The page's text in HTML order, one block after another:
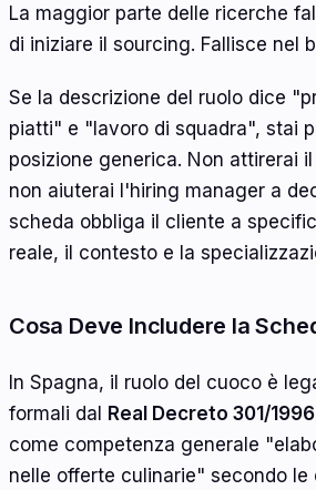
La maggior parte delle ricerche
di iniziare il sourcing. Fallisce nel
Se la descrizione del ruolo dice
piatti" e "lavoro di squadra", stai
posizione generica. Non attirerai
non aiuterai l'hiring manager a
scheda obbliga il cliente a
reale, il contesto e la
Cosa Deve Includere la
In Spagna, il ruolo del cuoco è
formali dal Real Decreto 301/1996
come competenza generale
nelle offerte culinarie" secondo le